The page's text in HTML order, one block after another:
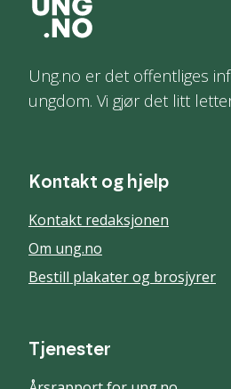
Ung.no er det offentliges
ungdom. Vi gjør det litt
Kontakt og hjelp
Kontakt redaksjonen
Om ung.no
Bestill plakater og brosjyrer
Tjenester